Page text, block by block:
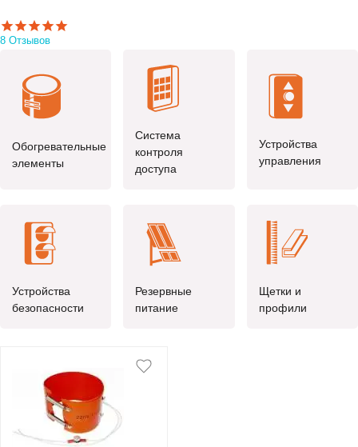
Ворота, рольставни, шлагбаумы, турникеты, СКУД
8 Отзывов
Обогревательные
элементы
Система
контроля
доступа
Устройства
управления
Устройства
безопасности
Резервные
питание
Щетки и
профили